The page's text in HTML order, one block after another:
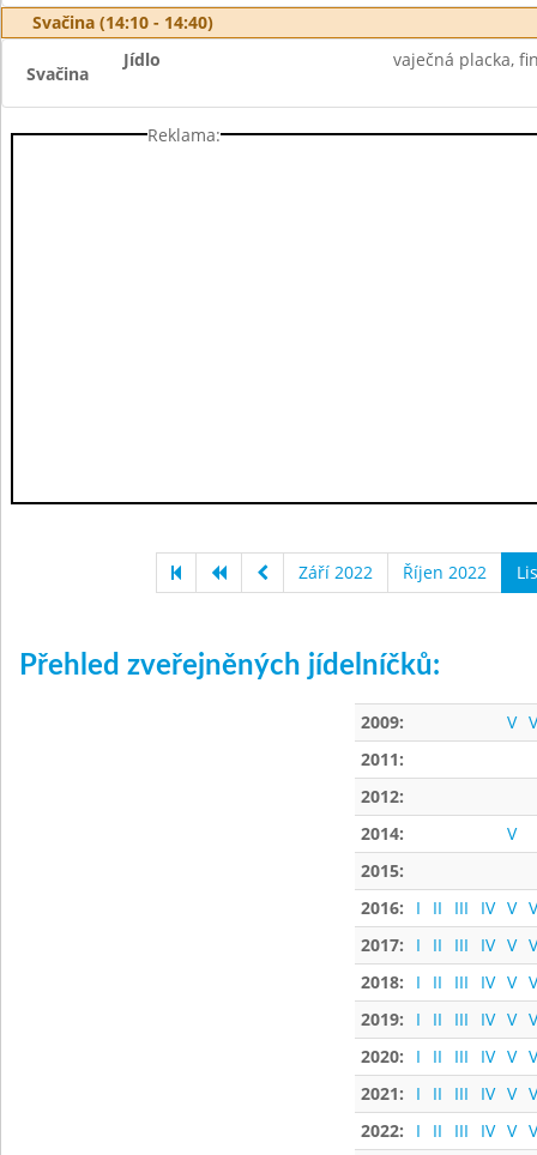
Svačina (14:10 - 14:40)
Svačina
Jídlo vaječná placka,
Reklama:
Září 2022 Říjen 2022
Přehled zveřejněných jídelníčků:
2009: V
2011:
2012:
2014:
V
2015:
2016:
I II III IV V
2017:
I II III IV V
2018:
I II III IV V
2019:
I II III IV V
2020:
I II III IV V
2021:
I II III IV V
2022:
I II III IV V